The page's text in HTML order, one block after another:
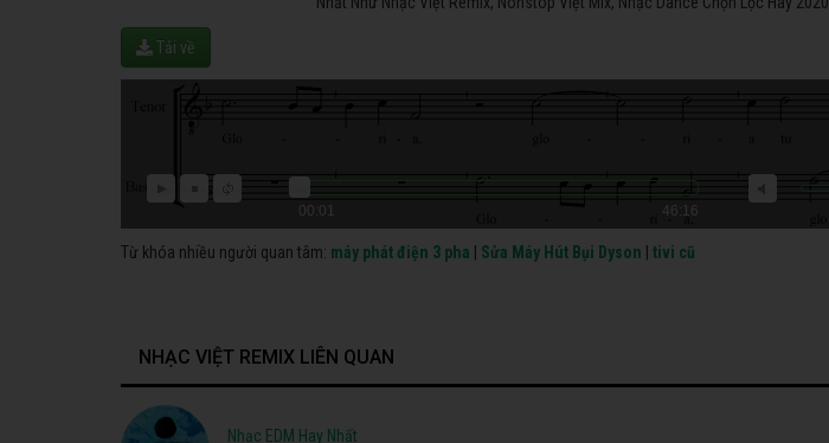
Tải về
00:01 46:16
Từ khóa nhiều người quan tâm: máy phát điện 3 pha Sửa Máy Hút Bụi Dyson tivi cũ
NHẠC VIỆT REMIX LIÊN QUAN
Nhạc EDM Hay Nhất